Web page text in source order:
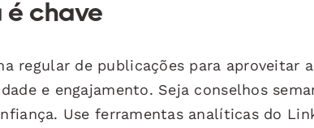
é chave
regular de publicações para aproveitar
e engajamento. Seja conselhos
Use ferramentas analíticas do